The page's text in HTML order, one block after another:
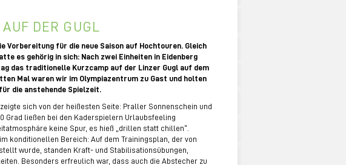
DER GUGL
Vorbereitung für die neue Saison auf Hochtouren. Gleich
es gehörig in sich: Nach zwei Einheiten in Eidenberg
das traditionelle Kurzcamp auf der Linzer Gugl auf dem
Mal waren wir im Olympiazentrum zu Gast und holten
die anstehende Spielzeit.
sich von der heißesten Seite: Praller Sonnenschein und
Grad ließen bei den Kaderspielern Urlaubsfeeling
keine Spur, es hieß „drillen statt chillen“.
konditionellen Bereich: Auf dem Trainingsplan, der von
wurde, standen Kraft- und Stabilisationsübungen,
Besonders erfreulich war, dass auch die Abstecher zu